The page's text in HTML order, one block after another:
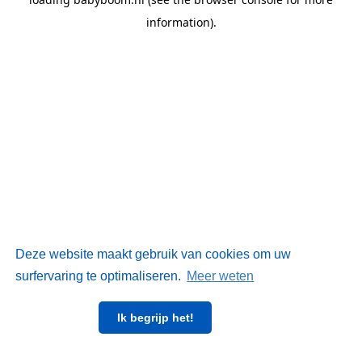
Deze website maakt gebruik van cookies om uw
surfervaring te optimaliseren. Meer weten
Ik begrijp het!
information).